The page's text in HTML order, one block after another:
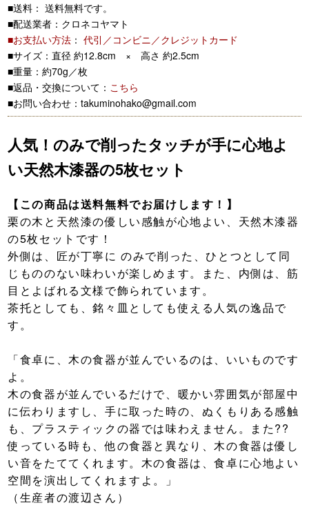
■送料： 送料無料です。
■配送業者：クロネコヤマト
■お支払い方法 ：代引／コンビニ／クレジットカード
■サイズ：直径 約12.8cm × 高さ 約2.5cm
■重量：約70g／枚
■返品・交換について： こちら
■お問い合わせ：takuminohako@gmail.com
人気！のみで削ったタッチが手に心地よ
い天然木漆器の5枚セット
【この商品は送料無料でお届けします！】
栗の木と天然漆の優しい感触が心地よい、天然木漆器
の5枚セットです！
外側は、匠が丁寧に のみで削った、ひとつとして同
じもののない味わいが楽しめます。また、内側は、筋
目とよばれる文様で飾られています。
茶托としても、銘々皿としても使える人気の逸品で
す。
「食卓に、木の食器が並んでいるのは、いいものです
よ。
木の食器が並んでいるだけで、暖かい雰囲気が部屋中
に伝わりますし、手に取った時の、ぬくもりある感触
も、プラスティックの器では味わえません。また??
使っている時も、他の食器と異なり、木の食器は優し
い音をたててくれます。木の食器は、食卓に心地よい
空間を演出してくれますよ。」
（生産者の渡辺さん）